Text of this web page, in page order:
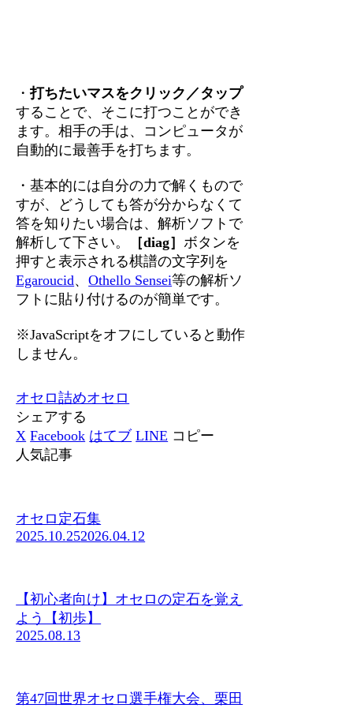
・打ちたいマスをクリック／タップ
することで、そこに打つことができ
ます。相手の手は、コンピュータが
自動的に最善手を打ちます。
・基本的には自分の力で解くもので
すが、どうしても答が分からなくて
答を知りたい場合は、解析ソフトで
解析して下さい。
［diag］ ボタンを
押すと表示される棋譜の文字列を
Egaroucid、Othello Sensei等の解析ソ
フトに貼り付けるのが簡単です。
※JavaScriptをオフにしていると動作
しません。
オセロ詰めオセロ
シェアする
X Facebook はてブ LINE コピー
人気記事
オセロ定石集
2025.10.252026.04.12
【初心者向け】オセロの定石を覚え
よう【初歩】
2025.08.13
第47回世界オセロ選手権大会、栗田